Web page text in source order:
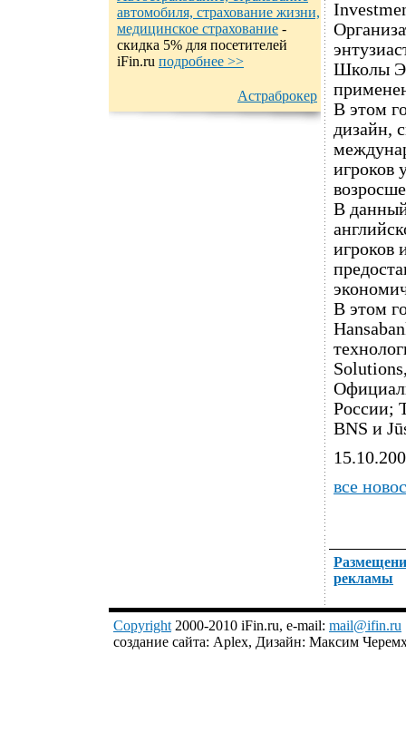
автомобиля, страхование жизни,
медицинское страхование -
cкидка 5% для посетителей
iFin.ru подробнеe >>
Астраброкер
Школы
В этом
дизайн,
игроков
В
игроков
В этом
России;
BNS и
все
рекламы
Copyright 2000-2010 iFin.ru, e-mail: mail@ifin.ru
создание сайта: Aplex, Дизайн: Максим